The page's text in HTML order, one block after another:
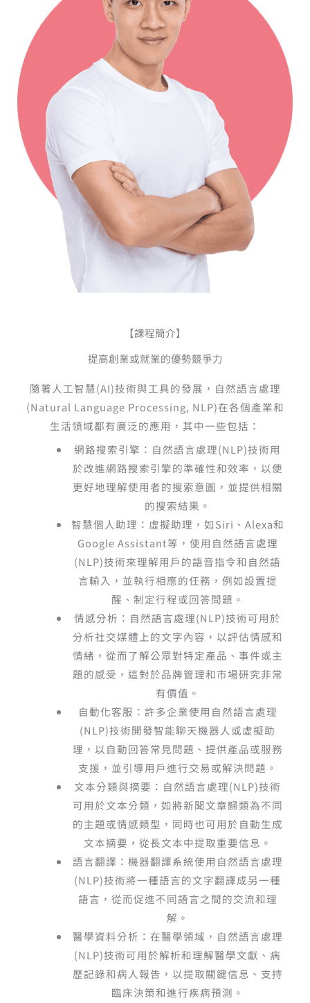
【課程簡介】
提高創業或就業的優勢競爭力
隨著人工智慧(AI)技術與工具的發展，自然語言處理
(Natural Language Processing, NLP)在各個產業和
生活領域都有廣泛的應用，其中一些包括：
網路搜索引擎：自然語言處理(NLP)技術用
於改進網路搜索引擎的準確性和效率，以便
更好地理解使用者的搜索意圖，並提供相關
的搜索結果。
智慧個人助理：虛擬助理，如Siri 、 Alexa和
Google Assistant等，使用自然語言處理
(NLP)技術來理解用戶的語音指令和自然語
言輸入，並執行相應的任務，例如設置提
醒、制定行程或回答問題。
情感分析：自然語言處理(NLP)技術可用於
分析社交媒體上的文字內容，以評估情感和
情緒，從而了解公眾對特定產品、事件或主
題的感受，這對於品牌管理和市場研究非常
有價值。
自動化客服：許多企業使用自然語言處理
(NLP)技術開發智能聊天機器人或虛擬助
理，以自動回答常見問題、提供產品或服務
支援，並引導用戶進行交易或解決問題。
文本分類與摘要：自然語言處理(NLP)技術
可用於文本分類，如將新聞文章歸類為不同
的主題或情感類型，同時也可用於自動生成
文本摘要，從長文本中提取重要信息。
語言翻譯：機器翻譯系統使用自然語言處理
(NLP)技術將一種語言的文字翻譯成另一種
語言，從而促進不同語言之間的交流和理
解。
醫學資料分析：在醫學領域，自然語言處理
(NLP)技術可用於解析和理解醫學文獻、病
歷記錄和病人報告，以提取關鍵信息、支持
臨床決策和進行疾病預測。